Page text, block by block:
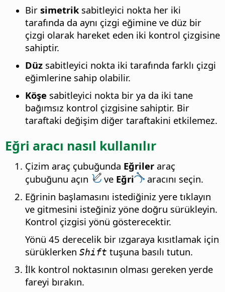
Bir simetriksabitleyici nokta her iki
tarafında da aynı çizgi eğimine ve düz bir
çizgi olarak hareket eden iki kontrol çizgisine
sahiptir.
Düz sabitleyici nokta iki tarafında farklı çizgi
eğimlerine sahip olabilir.
Köşe sabitleyici nokta bir ya da iki tane
bağımsız kontrol çizgisine sahiptir. Bir
taraftaki değişim diğer taraftakini etkilemez.
Eğri aracı nasıl kullanılır
Çizim araç çubuğunda Eğriler araç
çubuğunu açın
ve Eğri
aracını seçin.
Eğrinin başlamasını istediğiniz yere tıklayın
ve gitmesini isteğiniz yöne doğru sürükleyin.
Kontrol çizgisi yönü gösterecektir.
Yönü 45 derecelik bir ızgaraya kısıtlamak için
sürüklerken Shift tuşuna basılı tutun.
İlk kontrol noktasının olması gereken yerde
fareyi bırakın.